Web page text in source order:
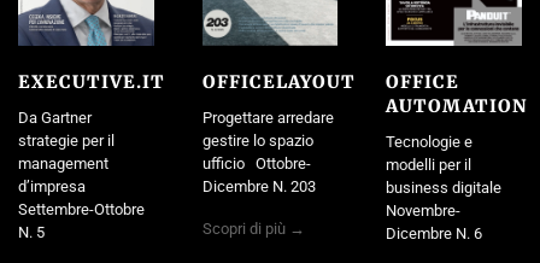
EXECUTIVE.IT
Da Gartner
strategie per il
management
d’impresa
Settembre-Ottobre
N. 5
OFFICELAYOUT
Progettare arredare
gestire lo spazio
ufficio Ottobre-
Dicembre N. 203
Scopri di più →
OFFICE
AUTOMATION
Tecnologie e
modelli per il
business digitale
Novembre-
Dicembre N. 6